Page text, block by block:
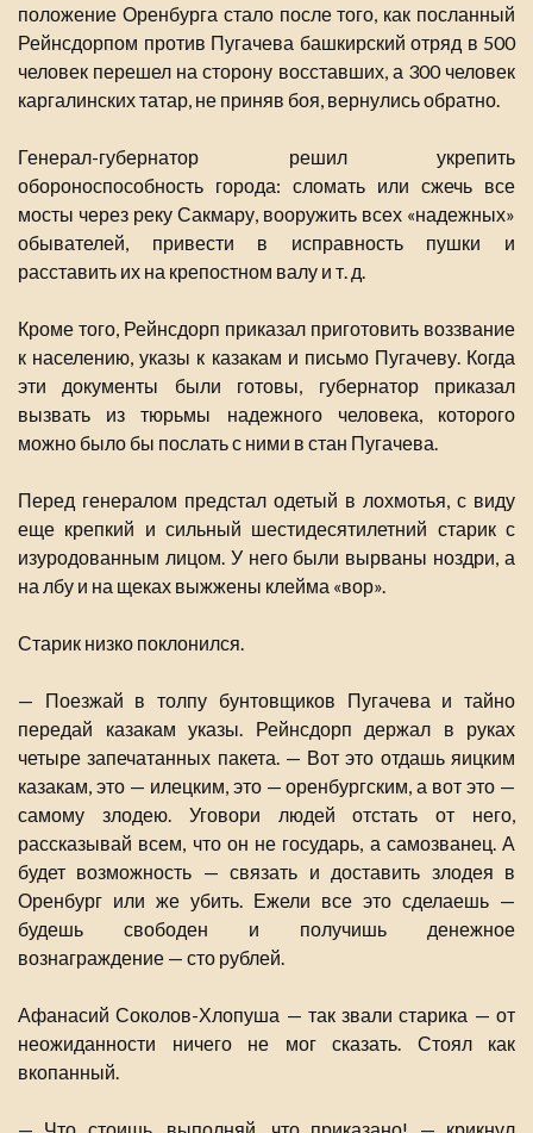
положение Оренбурга стало после того, как посланный
Рейнсдорпом против Пугачева башкирский отряд в 500
человек перешел на сторону восставших, а 300 человек
каргалинских татар, не приняв боя, вернулись обратно.
Генерал-губернатор решил укрепить
обороноспособность города: сломать или сжечь все
мосты через реку Сакмару, вооружить всех «надежных»
обывателей, привести в исправность пушки и
расставить их на крепостном валу и т. д.
Кроме того, Рейнсдорп приказал приготовить воззвание
к населению, указы к казакам и письмо Пугачеву. Когда
эти документы были готовы, губернатор приказал
вызвать из тюрьмы надежного человека, которого
можно было бы послать с ними в стан Пугачева.
Перед генералом предстал одетый в лохмотья, с виду
еще крепкий и сильный шестидесятилетний старик с
изуродованным лицом. У него были вырваны ноздри, а
на лбу и на щеках выжжены клейма «вор».
Старик низко поклонился.
— Поезжай в толпу бунтовщиков Пугачева и тайно
передай казакам указы. Рейнсдорп держал в руках
четыре запечатанных пакета. — Вот это отдашь яицким
казакам, это — илецким, это — оренбургским, а вот это —
самому злодею. Уговори людей отстать от него,
рассказывай всем, что он не государь, а самозванец. А
будет возможность — связать и доставить злодея в
Оренбург или же убить. Ежели все это сделаешь —
будешь свободен и получишь денежное
вознаграждение — сто рублей.
Афанасий Соколов-Хлопуша — так звали старика — от
неожиданности ничего не мог сказать. Стоял как
вкопанный.